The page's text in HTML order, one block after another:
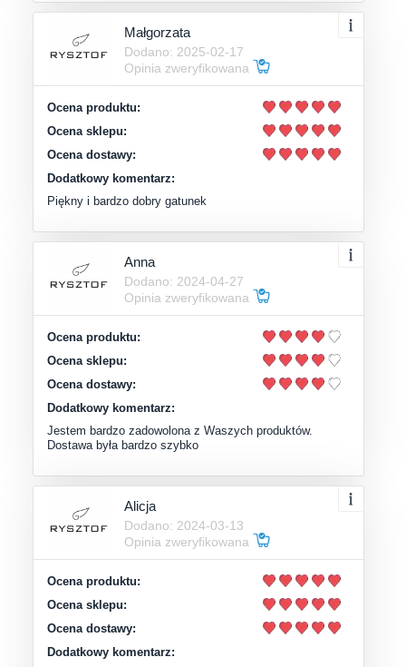
Małgorzata
Dodano: 2025-02-17
Opinia zweryfikowana
Ocena produktu:
Ocena sklepu:
Ocena dostawy:
Dodatkowy komentarz:
Piękny i bardzo dobry gatunek
Anna
Dodano: 2024-04-27
Opinia zweryfikowana
Ocena produktu:
Ocena sklepu:
Ocena dostawy:
Dodatkowy komentarz:
Jestem bardzo zadowolona z Waszych produktów.
Dostawa była bardzo szybko
Alicja
Dodano: 2024-03-13
Opinia zweryfikowana
Ocena produktu:
Ocena sklepu:
Ocena dostawy:
Dodatkowy komentarz: